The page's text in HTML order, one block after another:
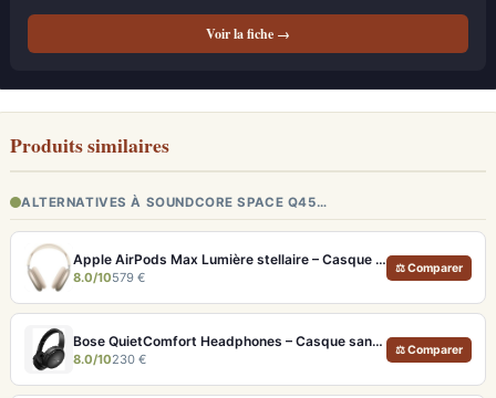
Voir la fiche →
Produits similaires
ALTERNATIVES À SOUNDCORE SPACE Q45…
Apple AirPods Max Lumière stellaire – Casque Hi-Fi ANC pro et audio spatial immersif
8.0/10579 €
⚖ Comparer
Bose QuietComfort Headphones – Casque sans fil à réduction de bruit légendaire
8.0/10230 €
⚖ Comparer